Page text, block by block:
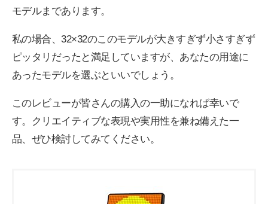
モデルまであります。
私の場合、32×32のこのモデルが大きすぎず小さすぎず
ピッタリだったと満足していますが、あなたの用途に
あったモデルを選ぶといいでしょう。
このレビューが皆さんの購入の一助になれば幸いで
す。クリエイティブな表現や実用性を兼ね備えた一
品、ぜひ検討してみてください。